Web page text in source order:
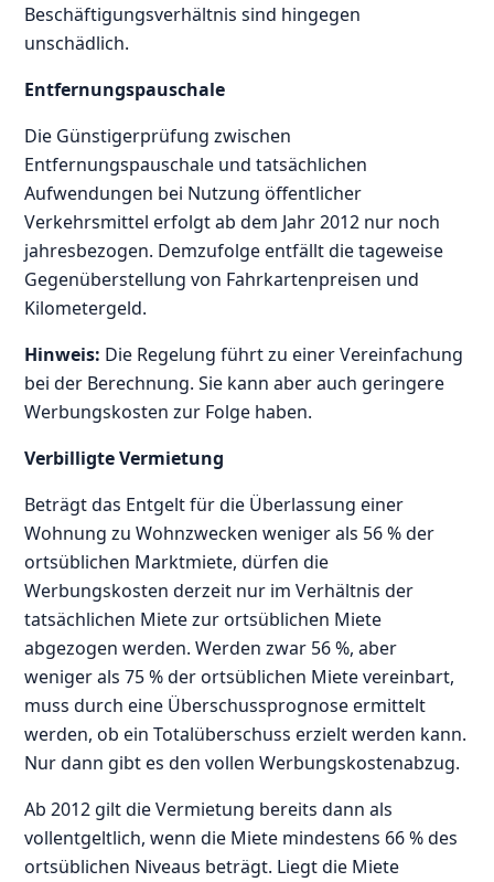
Beschäftigungsverhältnis sind hingegen
unschädlich.
Entfernungspauschale
Die Günstigerprüfung zwischen
Entfernungspauschale und tatsächlichen
Aufwendungen bei Nutzung öffentlicher
Verkehrsmittel erfolgt ab dem Jahr 2012 nur noch
jahresbezogen. Demzufolge entfällt die tageweise
Gegenüberstellung von Fahrkartenpreisen und
Kilometergeld.
Hinweis: Die Regelung führt zu einer Vereinfachung
bei der Berechnung. Sie kann aber auch geringere
Werbungskosten zur Folge haben.
Verbilligte Vermietung
Beträgt das Entgelt für die Überlassung einer
Wohnung zu Wohnzwecken weniger als 56 % der
ortsüblichen Marktmiete, dürfen die
Werbungskosten derzeit nur im Verhältnis der
tatsächlichen Miete zur ortsüblichen Miete
abgezogen werden. Werden zwar 56 %, aber
weniger als 75 % der ortsüblichen Miete vereinbart,
muss durch eine Überschussprognose ermittelt
werden, ob ein Totalüberschuss erzielt werden kann.
Nur dann gibt es den vollen Werbungskostenabzug.
Ab 2012 gilt die Vermietung bereits dann als
vollentgeltlich, wenn die Miete mindestens 66 % des
ortsüblichen Niveaus beträgt. Liegt die Miete